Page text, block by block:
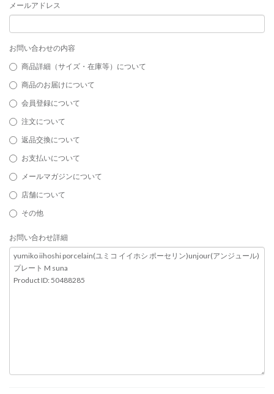
メールアドレス
お問い合わせの内容
商品詳細（サイズ・在庫等）について
商品のお届けについて
会員登録について
注文について
返品交換について
お支払いについて
メールマガジンについて
店舗について
その他
お問い合わせ詳細